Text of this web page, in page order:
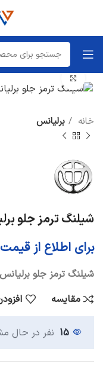
خانه برلیانس
شیلنگ ترمز جلو
برای اطلاع از
شیلنگ ترمز جلو برلیانس
مقایسه
15 نفر در حال